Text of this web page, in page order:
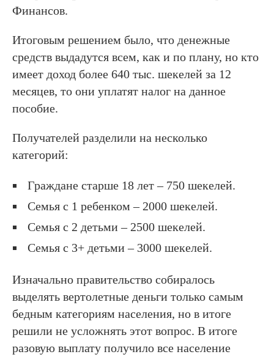
Финансов.
Итоговым решением было, что денежные
средств выдадутся всем, как и по плану, но кто
имеет доход более 640 тыс. шекелей за 12
месяцев, то они уплатят налог на данное
пособие.
Получателей разделили на несколько
категорий:
Граждане старше 18 лет – 750 шекелей.
Семья с 1 ребенком – 2000 шекелей.
Семья с 2 детьми – 2500 шекелей.
Семья с 3+ детьми – 3000 шекелей.
Изначально правительство собиралось
выделять вертолетные деньги только самым
бедным категориям населения, но в итоге
решили не усложнять этот вопрос. В итоге
разовую выплату получило все население